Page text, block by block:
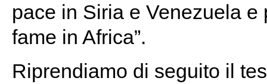
pace in Siria e Venezuela
fame in Africa”.
Riprendiamo di seguito il